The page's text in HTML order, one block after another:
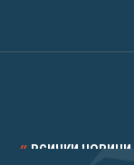
ВСИЧКИ НОВИНИ